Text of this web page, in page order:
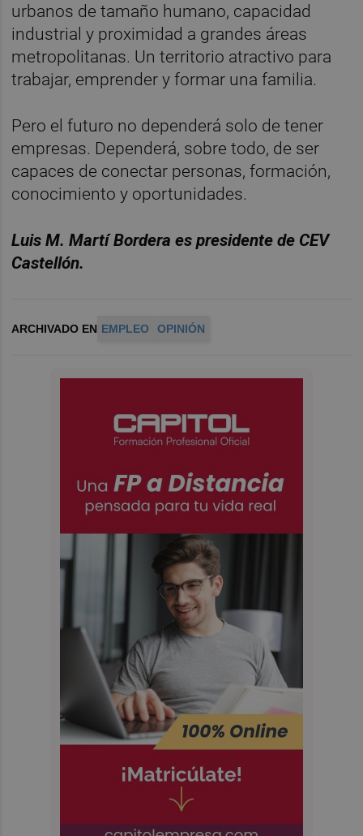
urbanos de tamaño humano, capacidad
industrial y proximidad a grandes áreas
metropolitanas. Un territorio atractivo para
trabajar, emprender y formar una familia.
Pero el futuro no dependerá solo de tener
empresas. Dependerá, sobre todo, de ser
capaces de conectar personas, formación,
conocimiento y oportunidades.
Luis M. Martí Bordera es presidente de CEV
Castellón.
ARCHIVADO EN EMPLEO OPINIÓN